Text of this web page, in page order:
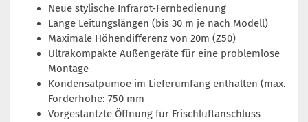
Neue stylische Infrarot-Fernbedienung
Lange Leitungslängen (bis 30 m je nach Modell)
Maximale Höhendifferenz von 20m (Z50)
Ultrakompakte Außengeräte für eine problemlose
Montage
Kondensatpumoe im Lieferumfang enthalten (max.
Förderhöhe: 750 mm
Vorgestantzte Öffnung für Frischluftanschluss